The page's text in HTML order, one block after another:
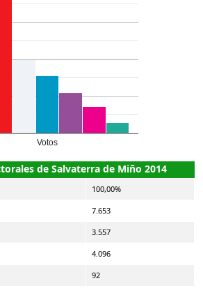
Votos
de Salvaterra de Miño 2014
100,00%
7.653
3.557
4.096
92